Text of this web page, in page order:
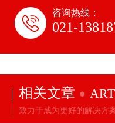
咨询热线：
021-
相关文章
致力于成为更好的解决方